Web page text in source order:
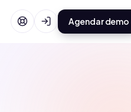
Agendar demo